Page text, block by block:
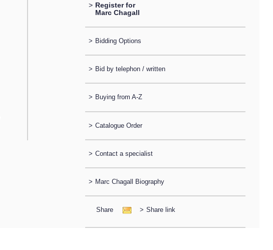
> Register for
Marc Chagall
> Bidding Options
> Bid by telephon / written
> Buying from A-Z
> Catalogue Order
> Contact a specialist
> Marc Chagall Biography
Share > Share link